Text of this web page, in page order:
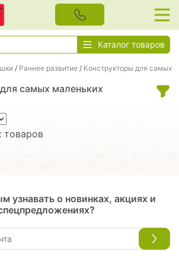
Каталог товаров
/ Раннее развитие / Конструкторы для самых
самых маленьких
товаров
узнавать о новинках, акциях и